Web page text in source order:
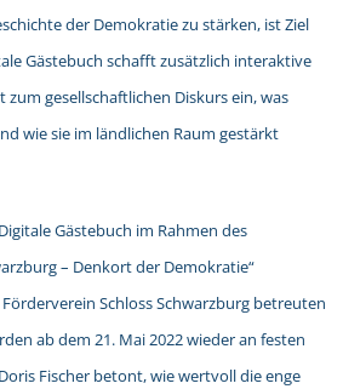
der Demokratie zu stärken, ist Ziel
Gästebuch schafft zusätzlich interaktive
gesellschaftlichen Diskurs ein, was
wie sie im ländlichen Raum gestärkt
Gästebuch im Rahmen des
– Denkort der Demokratie“
Schloss Schwarzburg betreuten
ab dem 21. Mai 2022 wieder an festen
Fischer betont, wie wertvoll die enge